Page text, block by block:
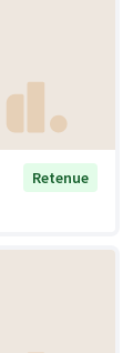
Retenue